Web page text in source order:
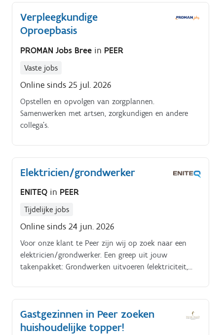
verdere verwerking Zorgen voor een vlotte en
efficiënte verwerking van de goederen Samenwerken
met collega's binnen het sorteerteam Meewerken aan
Verpleegkundige
Oproepbasis
PROMAN Jobs Bree in PEER
Vaste jobs
Online sinds 25 jul. 2026
Opstellen en opvolgen van zorgplannen.
Samenwerken met artsen, zorgkundigen en andere
collega’s.
Elektricien/grondwerker
ENITEQ in PEER
Tijdelijke jobs
Online sinds 24 jun. 2026
Voor onze klant te Peer zijn wij op zoek naar een
elektricien/grondwerker. Een greep uit jouw
takenpakket: Grondwerken uitvoeren (elektriciteit,
Gastgezinnen in Peer zoeken
huishoudelijke topper!